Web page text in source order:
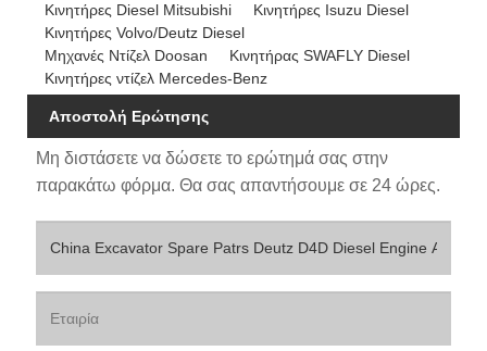
Κινητήρες Diesel Mitsubishi
Κινητήρες Isuzu Diesel
Κινητήρες Volvo/Deutz Diesel
Μηχανές Ντίζελ Doosan
Κινητήρας SWAFLY Diesel
Κινητήρες ντίζελ Mercedes-Benz
Αποστολή Ερώτησης
Μη διστάσετε να δώσετε το ερώτημά σας στην
παρακάτω φόρμα. Θα σας απαντήσουμε σε 24 ώρες.